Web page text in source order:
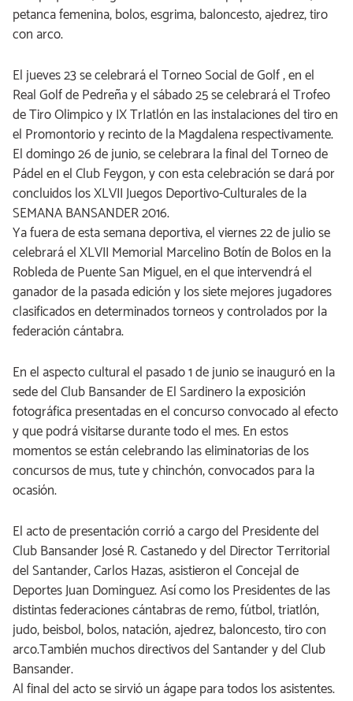
petanca femenina, bolos, esgrima, baloncesto, ajedrez, tiro
con arco.
El jueves 23 se celebrará el Torneo Social de Golf , en el
Real Golf de Pedreña y el sábado 25 se celebrará el Trofeo
de Tiro Olimpico y IX TrIatlón en las instalaciones del tiro en
el Promontorio y recinto de la Magdalena respectivamente.
El domingo 26 de junio, se celebrara la final del Torneo de
Pádel en el Club Feygon, y con esta celebración se dará por
concluidos los XLVII Juegos Deportivo-Culturales de la
SEMANA BANSANDER 2016.
Ya fuera de esta semana deportiva, el viernes 22 de julio se
celebrará el XLVII Memorial Marcelino Botín de Bolos en la
Robleda de Puente San Miguel, en el que intervendrá el
ganador de la pasada edición y los siete mejores jugadores
clasificados en determinados torneos y controlados por la
federación cántabra.
En el aspecto cultural el pasado 1 de junio se inauguró en la
sede del Club Bansander de El Sardinero la exposición
fotográfica presentadas en el concurso convocado al efecto
y que podrá visitarse durante todo el mes. En estos
momentos se están celebrando las eliminatorias de los
concursos de mus, tute y chinchón, convocados para la
ocasión.
El acto de presentación corrió a cargo del Presidente del
Club Bansander José R. Castanedo y del Director Territorial
del Santander, Carlos Hazas, asistieron el Concejal de
Deportes Juan Dominguez. Así como los Presidentes de las
distintas federaciones cántabras de remo, fútbol, triatlón,
judo, beisbol, bolos, natación, ajedrez, baloncesto, tiro con
arco.También muchos directivos del Santander y del Club
Bansander.
Al final del acto se sirvió un ágape para todos los asistentes.